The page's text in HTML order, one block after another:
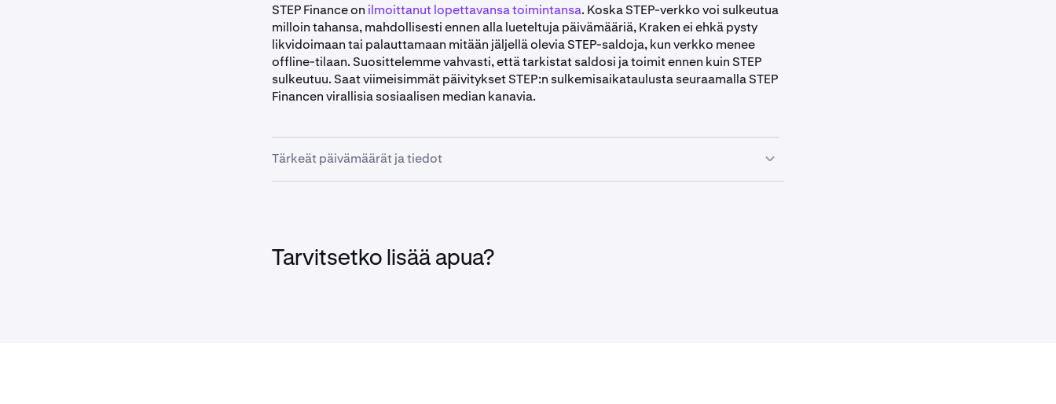
STEP Finance on ilmoittanut lopettavansa toimintansa. Koska STEP-verkko voi sulkeutua
milloin tahansa, mahdollisesti ennen alla lueteltuja päivämääriä, Kraken ei ehkä pysty
likvidoimaan tai palauttamaan mitään jäljellä olevia STEP-saldoja, kun verkko menee
offline-tilaan. Suosittelemme vahvasti, että tarkistat saldosi ja toimit ennen kuin STEP
sulkeutuu. Saat viimeisimmät päivitykset STEP:n sulkemisaikataulusta seuraamalla STEP
Financen virallisia sosiaalisen median kanavia.
Tärkeät päivämäärät ja tiedot
• 19. kesäkuuta - 29. kesäkuuta: Jäljellä olevat saldot likvidoidaan
Tarvitsetko lisää apua?